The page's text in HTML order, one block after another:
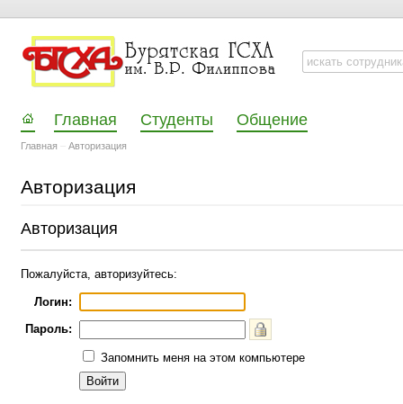
Главная Студенты Общение
Главная Авторизация
Авторизация
Авторизация
Пожалуйста, авторизуйтесь:
Логин:
Пароль:
Запомнить меня на этом компьютере